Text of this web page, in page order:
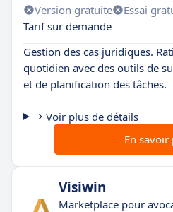
Version gratuite Essai
Tarif sur demande
Gestion des cas juridiques.
quotidien avec des outils de
et de planification des tâches.
Voir plus de détails
En savoir
Visiwin
Marketplace pour